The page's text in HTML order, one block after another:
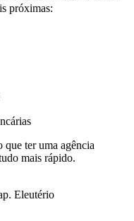
próximas:
ter uma agência
mais rápido.
Eleutério